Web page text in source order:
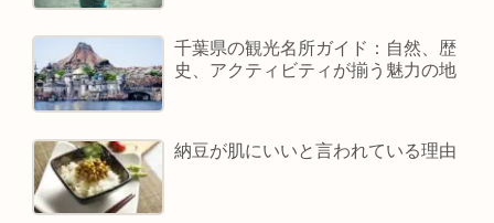
千葉県の観光名所ガイド：自然、歴
史、アクティビティが揃う魅力の地
納豆が肌にいいと言われている理由